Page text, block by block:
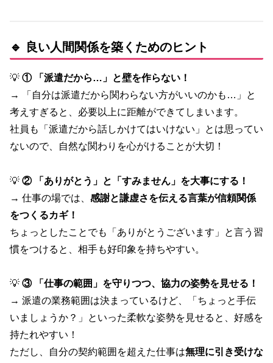
🔹 良い人間関係を築くためのヒント
💡 ① 「派遣だから…」と壁を作らない！
→ 「自分は派遣だから関わらない方がいいのかも…」と
考えすぎると、必要以上に距離ができてしまいます。
社員も「派遣だから話しかけてはいけない」とは思ってい
ないので、自然な関わりを心がけることが大切！
💡 ② 「ありがとう」と「すみません」を大事にする！
→ 仕事の場では、 感謝と謙虚さを伝える言葉が信頼関係
をつくるカギ！
ちょっとしたことでも「ありがとうございます」と言う習
慣をつけると、相手も好印象を持ちやすい。
💡 ③ 「仕事の範囲」を守りつつ、協力の姿勢を見せる！
→ 派遣の業務範囲は決まっているけど、「ちょっと手伝
いましょうか？」といった柔軟な姿勢を見せると、好感を
持たれやすい！
ただし、自分の契約範囲を超えた仕事は無理に引き受けな